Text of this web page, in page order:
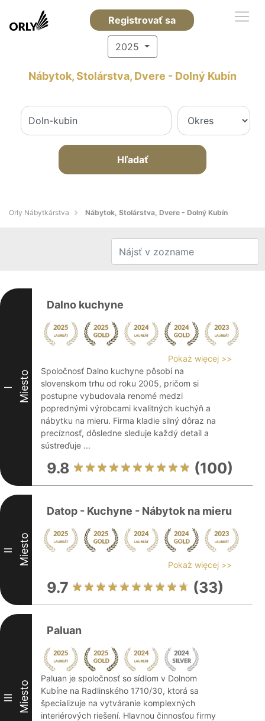
Registrovať sa
2025
Nábytok, Stolárstva, Dvere - Dolný Kubín
Hľadať
Orly Nábytkárstva Nábytok, Stolárstva, Dvere - Dolný Kubín
I Miesto
Dalno kuchyne
Pokaż więcej >>
Spoločnosť Dalno kuchyne pôsobí na
slovenskom trhu od roku 2005, pričom si
postupne vybudovala renomé medzi
poprednými výrobcami kvalitných kuchýň a
nábytku na mieru. Firma kladie silný dôraz na
precíznosť, dôsledne sleduje každý detail a
sústreďuje ...
9.8 (100)
II Miesto
Datop - Kuchyne - Nábytok na mieru
Pokaż więcej >>
9.7 (33)
III Miesto
Paluan
Paluan je spoločnosť so sídlom v Dolnom
Kubíne na Radlinského 1710/30, ktorá sa
špecializuje na vytváranie komplexných
interiérových riešení. Hlavnou činnosťou firmy